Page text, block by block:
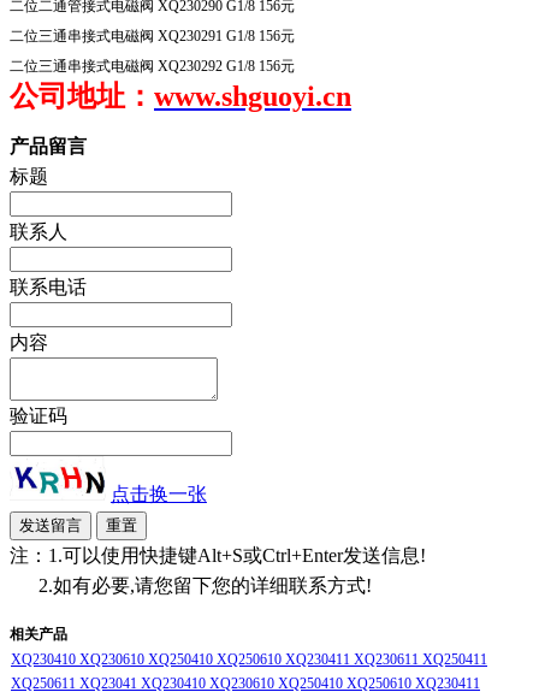
二位二通管接式电磁阀 XQ230290 G1/8 156元
二位三通串接式电磁阀 XQ230291 G1/8 156元
二位三通串接式电磁阀 XQ230292 G1/8 156元
公司地址： www.shguoyi.cn
产品留言
标题
联系人
联系电话
内容
验证码
点击换一张
注：1.可以使用快捷键Alt+S或Ctrl+Enter发送信息!
2.如有必要,请您留下您的详细联系方式!
相关产品
XQ230410 XQ230610 XQ250410 XQ250610 XQ230411 XQ230611 XQ250411
XQ250611 XQ23041 XQ230410 XQ230610 XQ250410 XQ250610 XQ230411